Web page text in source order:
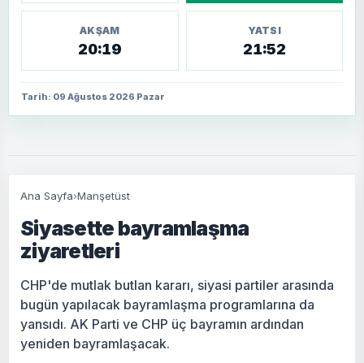
AKŞAM
20:19
YATSI
21:52
Tarih: 09 Ağustos 2026 Pazar
Ana Sayfa›Manşetüst
Siyasette bayramlaşma
ziyaretleri
CHP'de mutlak butlan kararı, siyasi partiler arasında
bugün yapılacak bayramlaşma programlarına da
yansıdı. AK Parti ve CHP üç bayramın ardından
yeniden bayramlaşacak.